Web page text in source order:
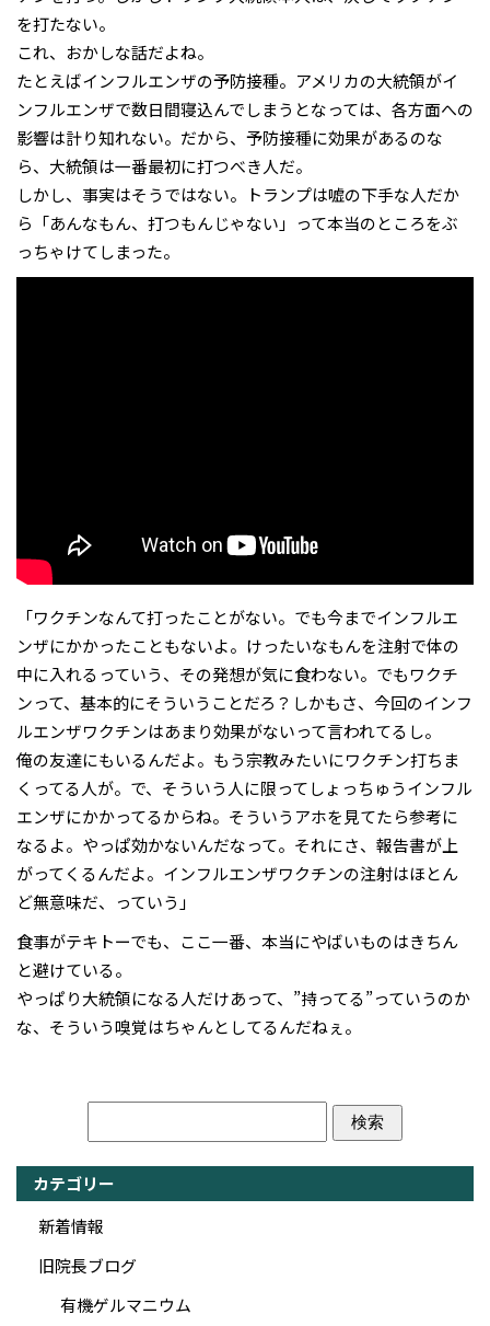
を打たない。
これ、おかしな話だよね。
たとえばインフルエンザの予防接種。アメリカの大統領がイ
ンフルエンザで数日間寝込んでしまうとなっては、各方面への
影響は計り知れない。だから、予防接種に効果があるのな
ら、大統領は一番最初に打つべき人だ。
しかし、事実はそうではない。トランプは嘘の下手な人だか
ら「あんなもん、打つもんじゃない」って本当のところをぶ
っちゃけてしまった。
「ワクチンなんて打ったことがない。でも今までインフルエ
ンザにかかったこともないよ。けったいなもんを注射で体の
中に入れるっていう、その発想が気に食わない。でもワクチ
ンって、基本的にそういうことだろ？しかもさ、今回のインフ
ルエンザワクチンはあまり効果がないって言われてるし。
俺の友達にもいるんだよ。もう宗教みたいにワクチン打ちま
くってる人が。で、そういう人に限ってしょっちゅうインフル
エンザにかかってるからね。そういうアホを見てたら参考に
なるよ。やっぱ効かないんだなって。それにさ、報告書が上
がってくるんだよ。インフルエンザワクチンの注射はほとん
ど無意味だ、っていう」
食事がテキトーでも、ここ一番、本当にやばいものはきちん
と避けている。
やっぱり大統領になる人だけあって、”持ってる”っていうのか
な、そういう嗅覚はちゃんとしてるんだねぇ。
カテゴリー
新着情報
旧院長ブログ
有機ゲルマニウム